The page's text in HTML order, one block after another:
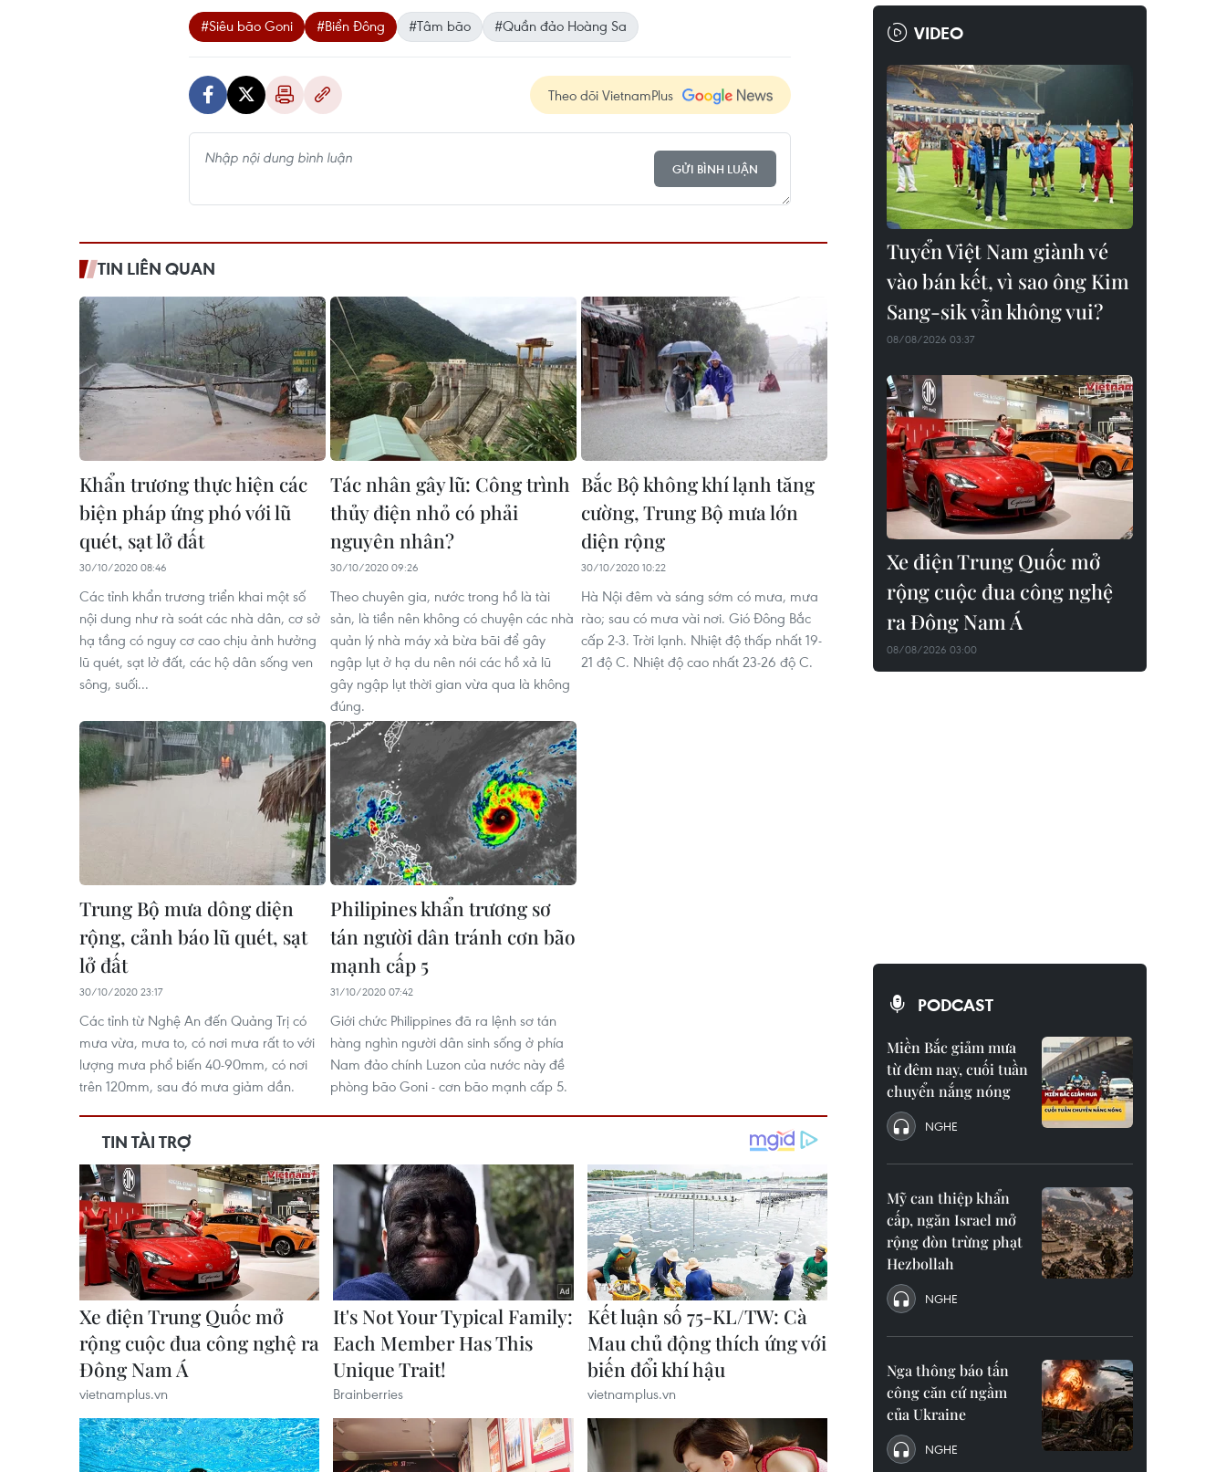
#Siêu bão Goni #Biển Đông #Tâm bão #Quần đảo Hoàng Sa
Theo dõi VietnamPlus
GỬI BÌNH LUẬN
TIN LIÊN QUAN
Khẩn trương thực hiện các
biện pháp ứng phó với lũ
quét, sạt lở đất
30/10/2020 08:46
Các tỉnh khẩn trương triển khai một số
nội dung như rà soát các nhà dân, cơ sở
hạ tầng có nguy cơ cao chịu ảnh hưởng
lũ quét, sạt lở đất, các hộ dân sống ven
sông, suối...
Tác nhân gây lũ: Công trình
thủy điện nhỏ có phải
nguyên nhân?
30/10/2020 09:26
Theo chuyên gia, nước trong hồ là tài
sản, là tiền nên không có chuyện các nhà
quản lý nhà máy xả bừa bãi để gây
ngập lụt ở hạ du nên nói các hồ xả lũ
gây ngập lụt thời gian vừa qua là không
đúng.
Bắc Bộ không khí lạnh tăng
cường, Trung Bộ mưa lớn
diện rộng
30/10/2020 10:22
Hà Nội đêm và sáng sớm có mưa, mưa
rào; sau có mưa vài nơi. Gió Đông Bắc
cấp 2-3. Trời lạnh. Nhiệt độ thấp nhất 19-
21 độ C. Nhiệt độ cao nhất 23-26 độ C.
Trung Bộ mưa dông diện
rộng, cảnh báo lũ quét, sạt
lở đất
30/10/2020 23:17
Các tỉnh từ Nghệ An đến Quảng Trị có
mưa vừa, mưa to, có nơi mưa rất to với
lượng mưa phổ biến 40-90mm, có nơi
trên 120mm, sau đó mưa giảm dần.
Philipines khẩn trương sơ
tán người dân tránh cơn bão
mạnh cấp 5
31/10/2020 07:42
Giới chức Philippines đã ra lệnh sơ tán
hàng nghìn người dân sinh sống ở phía
Nam đảo chính Luzon của nước này đề
phòng bão Goni - cơn bão mạnh cấp 5.
VIDEO
Tuyển Việt Nam giành vé
vào bán kết, vì sao ông Kim
Sang-sik vẫn không vui?
08/08/2026 03:37
Xe điện Trung Quốc mở
rộng cuộc đua công nghệ
ra Đông Nam Á
08/08/2026 03:00
PODCAST
Miền Bắc giảm mưa
từ đêm nay, cuối tuần
chuyển nắng nóng
NGHE
Mỹ can thiệp khẩn
cấp, ngăn Israel mở
rộng đòn trừng phạt
Hezbollah
NGHE
Nga thông báo tấn
công căn cứ ngầm
của Ukraine
NGHE